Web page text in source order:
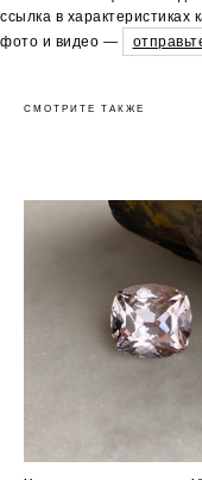
ссылка в
фото и видео —
СМОТРИТЕ ТАКЖЕ